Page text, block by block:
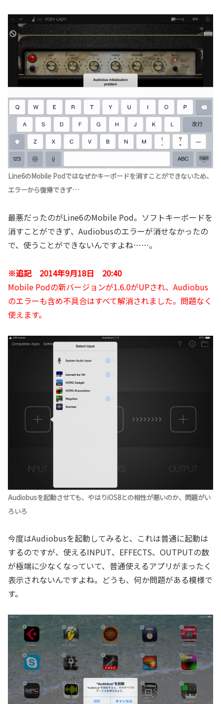
Line6のMobile Podではなぜかキーボードを消すことができないため、
エラーから復帰できず…
最悪だったのがLine6のMobile Pod。ソフトキーボードを
消すことができず、Audiobusのエラーが消せなかったの
で、使うことができないんですよね……。
※追記 2014年9月18日 20:40
Mobile Podの新バージョンが1.6.0がUPされ、Audiobus
のエラーも含め不具合はすべて解消されました。問題なく
使えます。
Audiobusを起動させても、やはりiOS8との相性が悪いのか、問題がい
ろいろ
今度はAudiobusを起動してみると、これは普通に起動は
するのですが、使えるINPUT、EFFECTS、OUTPUTの数
が極端に少なくなっていて、普通使えるアプリがまったく
表示されないんですよね。どうも、何か問題がある模様で
す。